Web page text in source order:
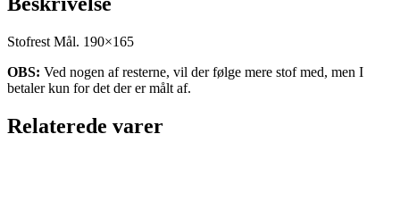
antal
Stofrest Mål. 190×165
OBS: Ved nogen af resterne, vil der følge mere stof med, men I
betaler kun for det der er målt af.
Relaterede varer